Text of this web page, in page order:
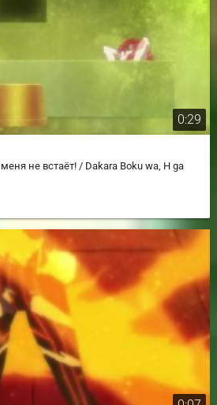
0:29
не встаёт! / Dakara Boku wa, H ga